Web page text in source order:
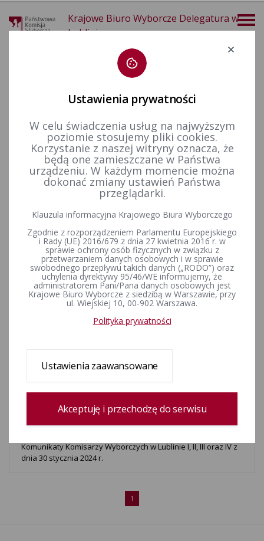
Krajowe Biuro Wyborcze Delegatura w
Lublinie
Wybory samorządowe i referenda lokalne Wybory samorządowe w 2024 r.
Wzór zgłoszenia indywidualnego do Obwodowej Komisji
Informacja Komisarzy Wyborczych w Lublinie I, II, III oraz IV w
związku z niedoborem kandydatów na członków
terytorialnych komisji wyborczych oraz miejscu, dacie i
godzinie losowania kandydatów do składów tych komisji
Komunikaty Komisarzy Wyborczych w Lublinie I, II, III oraz IV z
terytorialnego zarządzonymi na dzień 7 kwietnia 2024 r.
Informacja o zarejestrowanych komitetach w Delegaturze
Komunikaty Komisarzy Wyborczych w Lublinie I, II, III oraz IV z
dnia 30 stycznia 2024 r.
1
Ustawienia prywatności
W celu świadczenia usług na najwyższym
poziomie stosujemy pliki cookies.
Korzystanie z naszej witryny oznacza, że
będą one zamieszczane w Państwa
urządzeniu. W każdym momencie można
dokonać zmiany ustawień Państwa
przeglądarki.
Klauzula informacyjna Krajowego Biura Wyborczego
Zgodnie z rozporządzeniem Parlamentu Europejskiego
i Rady (UE) 2016/679 z dnia 27 kwietnia 2016 r. w
sprawie ochrony osób fizycznych w związku z
przetwarzaniem danych osobowych i w sprawie
swobodnego przepływu takich danych („RODO”) oraz
uchylenia dyrektywy 95/46/WE informujemy, że
administratorem Pani/Pana danych osobowych jest
Krajowe Biuro Wyborcze z siedzibą w Warszawie, przy
ul. Wiejskiej 10, 00-902 Warszawa.
Polityka prywatności
Ustawienia zaawansowane
Akceptuję i przechodzę do serwisu